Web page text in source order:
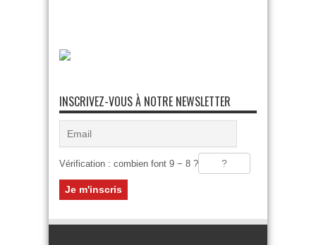
INSCRIVEZ-VOUS À NOTRE NEWSLETTER
Vérification : combien font 9 − 8 ?